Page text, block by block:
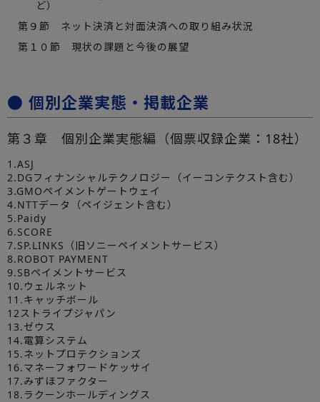
ど）
第９節 ネット決済と対面決済への取り組み状況
第１０節 現状の課題と今後の展望
● 個別企業実態・掲載企業
第３章 個別企業実態編（個票収録企業：18社）
1.ASJ
2.DGフィナンシャルテクノロジー（イーコンテクスト含む）
3.GMOペイメントゲートウェイ
4.NTTデータ（ペイジェント含む）
5.Paidy
6.SCORE
7.SP.LINKS（旧ソニーペイメントサービス）
8.ROBOT PAYMENT
9.SBペイメントサービス
10.ウェルネット
11.キャッチボール
12ストライプジャパン
13.ゼウス
14.電算システム
15.ネットプロテクションズ
16.マネーフォワードケッサイ
17.みずほファクター
18.ラクーンホールディングス